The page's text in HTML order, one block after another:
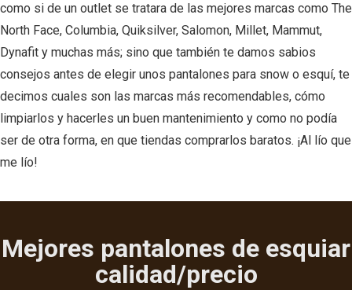
como si de un outlet se tratara de las mejores marcas como The
North Face, Columbia, Quiksilver, Salomon, Millet, Mammut,
Dynafit y muchas más; sino que también te damos sabios
consejos antes de elegir unos pantalones para snow o esquí, te
decimos cuales son las marcas más recomendables, cómo
limpiarlos y hacerles un buen mantenimiento y como no podía
ser de otra forma, en que tiendas comprarlos baratos. ¡Al lío que
me lío!
Mejores pantalones de esquiar
calidad/precio